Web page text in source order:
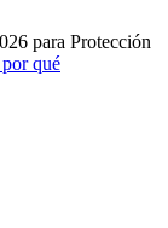
para Protección
qué